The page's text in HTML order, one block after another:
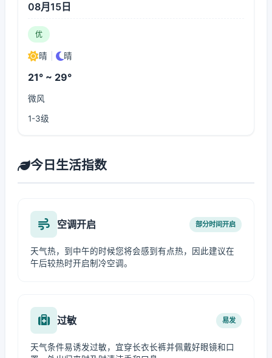
08月15日
优
晴 晴
21° ~ 29°
微风
1-3级
今日生活指数
空调开启 部分时间开启
天气热，到中午的时候您将会感到有点热，因此建议在
午后较热时开启制冷空调。
过敏 易发
天气条件易诱发过敏，宜穿长衣长裤并佩戴好眼镜和口